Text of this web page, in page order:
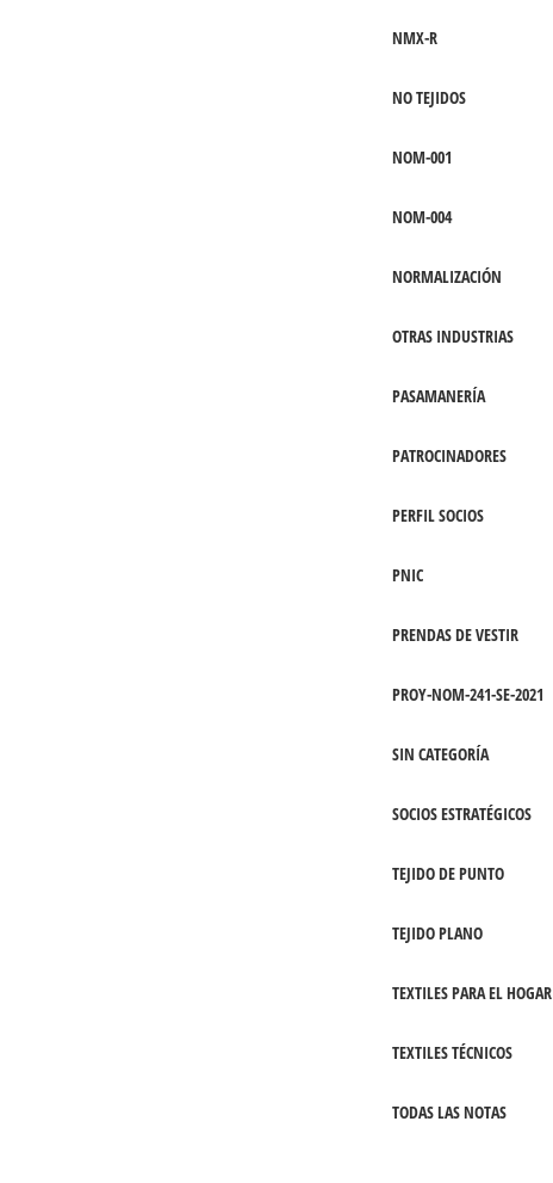
NMX-R
NO TEJIDOS
NOM-001
NOM-004
NORMALIZACIÓN
OTRAS INDUSTRIAS
PASAMANERÍA
PATROCINADORES
PERFIL SOCIOS
PNIC
PRENDAS DE VESTIR
PROY-NOM-241-SE-2021
SIN CATEGORÍA
SOCIOS ESTRATÉGICOS
TEJIDO DE PUNTO
TEJIDO PLANO
TEXTILES PARA EL HOGAR
TEXTILES TÉCNICOS
TODAS LAS NOTAS